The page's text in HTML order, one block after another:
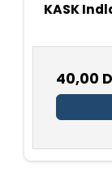
KASK
40,00